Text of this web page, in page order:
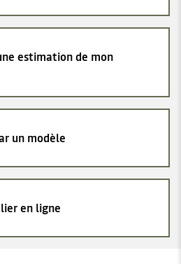
estimation de mon
un modèle
en ligne